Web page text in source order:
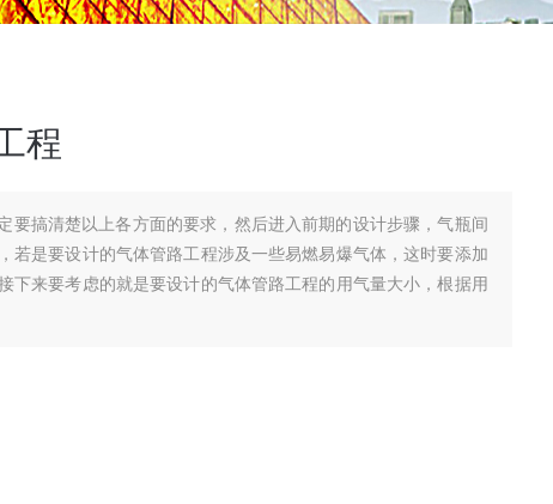
程
要搞清楚以上各方面的要求，然后进入前期的设计步骤，气瓶间
若是要设计的气体管路工程涉及一些易燃易爆气体，这时要添加
下来要考虑的就是要设计的气体管路工程的用气量大小，根据用